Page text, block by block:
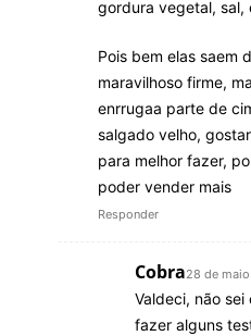
gordura vegetal, sal,
Pois bem elas saem
maravilhoso firme,
enrrugaa parte de
salgado velho,
para melhor fazer,
poder vender mais
Responder
Cobra28 de
Valdeci, não sei
fazer alguns